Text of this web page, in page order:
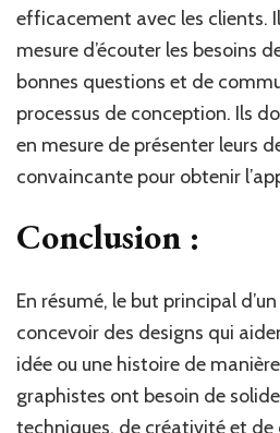
efficacement avec les clients.
mesure d’écouter les besoins
bonnes questions et de
processus de conception. Ils
en mesure de présenter leurs
convaincante pour obtenir
Conclusion :
En résumé, le but principal
concevoir des designs qui
idée ou une histoire de
graphistes ont besoin de
techniques, de créativité et